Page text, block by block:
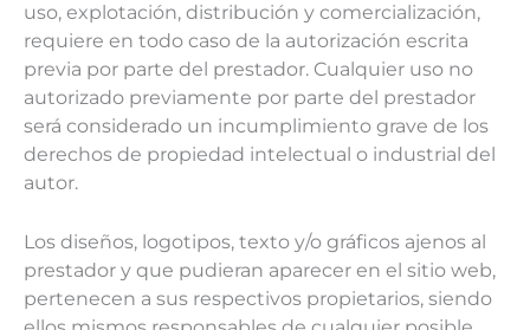
uso, explotación, distribución y comercialización,
requiere en todo caso de la autorización escrita
previa por parte del prestador. Cualquier uso no
autorizado previamente por parte del prestador
será considerado un incumplimiento grave de los
derechos de propiedad intelectual o industrial del
autor.
Los diseños, logotipos, texto y/o gráficos ajenos al
prestador y que pudieran aparecer en el sitio web,
pertenecen a sus respectivos propietarios, siendo